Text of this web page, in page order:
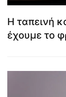
Η ταπεινή
έχουμε το